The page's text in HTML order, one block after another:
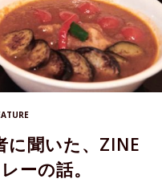
に聞いた、ZINE
ーの話。